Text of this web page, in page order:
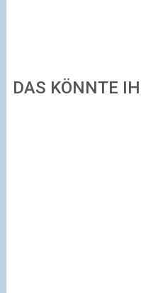
DAS KÖNNTE